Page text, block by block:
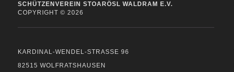
SCHÜTZENVEREIN STOARÖSL WALDRAM E.V.
COPYRIGHT © 2026
KARDINAL-WENDEL-STRASSE 96
82515 WOLFRATSHAUSEN